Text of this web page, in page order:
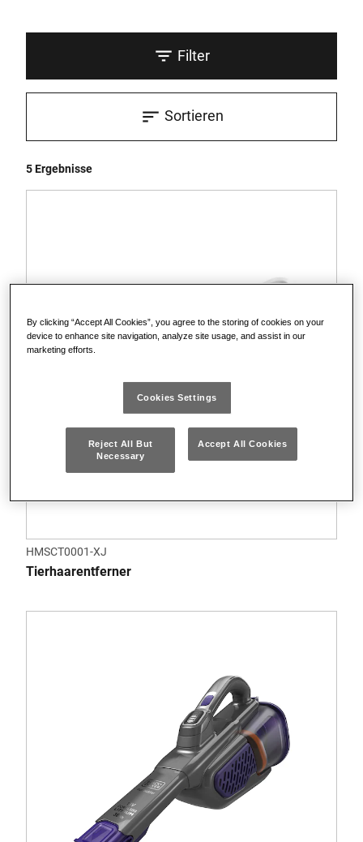
Filter
5 Ergebnisse
Sortieren
HMSCT0001-XJ
Tierhaarentferner
By clicking “Accept All Cookies”, you agree to the storing of cookies on your
device to enhance site navigation, analyze site usage, and assist in our
marketing efforts.
Cookies Settings
Reject All But
Necessary
Accept All Cookies